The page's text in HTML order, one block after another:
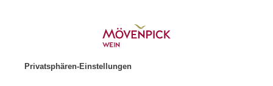
Privatsphären-Einstellungen